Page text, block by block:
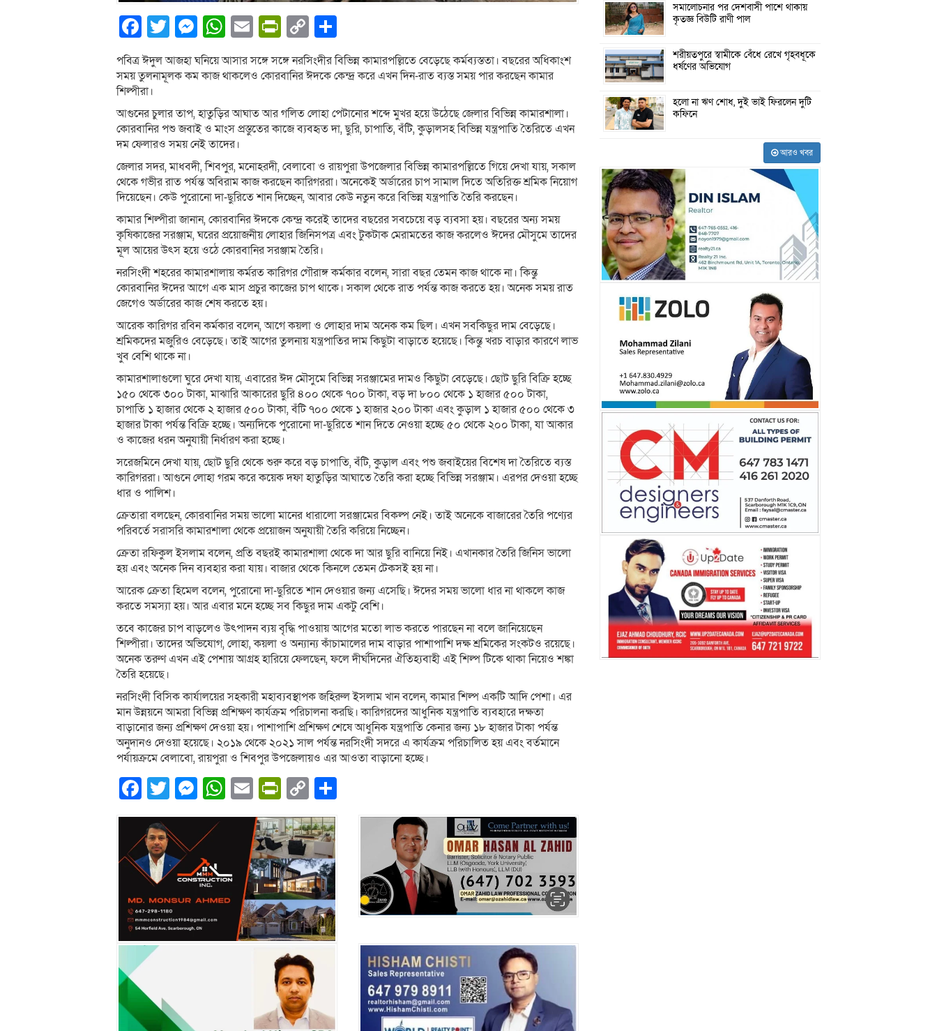
Facebook
Twitter
Messenger
WhatsApp
EmailPrintFriendly
Copy
Link
পবিত্র ঈদুল আজহা ঘনিয়ে আসার সঙ্গে সঙ্গে নরসিংদীর বিভিন্ন কামারপল্লিতে বেড়েছে কর্মব্যস্ততা। বছরের অধিকাংশ
সময় তুলনামূলক কম কাজ থাকলেও কোরবানির ঈদকে কেন্দ্র করে এখন দিন-রাত ব্যস্ত সময় পার করছেন কামার
শিল্পীরা।
আগুনের চুলার তাপ, হাতুড়ির আঘাত আর গলিত লোহা পেটানোর শব্দে মুখর হয়ে উঠেছে জেলার বিভিন্ন কামারশালা।
কোরবানির পশু জবাই ও মাংস প্রস্তুতের কাজে ব্যবহৃত দা, ছুরি, চাপাতি, বঁটি, কুড়ালসহ বিভিন্ন যন্ত্রপাতি তৈরিতে এখন
দম ফেলারও সময় নেই তাদের।
জেলার সদর, মাধবদী, শিবপুর, মনোহরদী, বেলাবো ও রায়পুরা উপজেলার বিভিন্ন কামারপল্লিতে গিয়ে দেখা যায়, সকাল
থেকে গভীর রাত পর্যন্ত অবিরাম কাজ করছেন কারিগররা। অনেকেই অর্ডারের চাপ সামাল দিতে অতিরিক্ত শ্রমিক নিয়োগ
দিয়েছেন। কেউ পুরোনো দা-ছুরিতে শান দিচ্ছেন, আবার কেউ নতুন করে বিভিন্ন যন্ত্রপাতি তৈরি করছেন।
কামার শিল্পীরা জানান, কোরবানির ঈদকে কেন্দ্র করেই তাদের বছরের সবচেয়ে বড় ব্যবসা হয়। বছরের অন্য সময়
কৃষিকাজের সরঞ্জাম, ঘরের প্রয়োজনীয় লোহার জিনিসপত্র এবং টুকটাক মেরামতের কাজ করলেও ঈদের মৌসুমে তাদের
মূল আয়ের উৎস হয়ে ওঠে কোরবানির সরঞ্জাম তৈরি।
নরসিংদী শহরের কামারশালায় কর্মরত কারিগর গৌরাঙ্গ কর্মকার বলেন, সারা বছর তেমন কাজ থাকে না। কিন্তু
কোরবানির ঈদের আগে এক মাস প্রচুর কাজের চাপ থাকে। সকাল থেকে রাত পর্যন্ত কাজ করতে হয়। অনেক সময় রাত
জেগেও অর্ডারের কাজ শেষ করতে হয়।
আরেক কারিগর রবিন কর্মকার বলেন, আগে কয়লা ও লোহার দাম অনেক কম ছিল। এখন সবকিছুর দাম বেড়েছে।
শ্রমিকদের মজুরিও বেড়েছে। তাই আগের তুলনায় যন্ত্রপাতির দাম কিছুটা বাড়াতে হয়েছে। কিন্তু খরচ বাড়ার কারণে লাভ
খুব বেশি থাকে না।
কামারশালাগুলো ঘুরে দেখা যায়, এবারের ঈদ মৌসুমে বিভিন্ন সরঞ্জামের দামও কিছুটা বেড়েছে। ছোট ছুরি বিক্রি হচ্ছে
১৫০ থেকে ৩০০ টাকা, মাঝারি আকারের ছুরি ৪০০ থেকে ৭০০ টাকা, বড় দা ৮০০ থেকে ১ হাজার ৫০০ টাকা,
চাপাতি ১ হাজার থেকে ২ হাজার ৫০০ টাকা, বঁটি ৭০০ থেকে ১ হাজার ২০০ টাকা এবং কুড়াল ১ হাজার ৫০০ থেকে ৩
হাজার টাকা পর্যন্ত বিক্রি হচ্ছে। অন্যদিকে পুরোনো দা-ছুরিতে শান দিতে নেওয়া হচ্ছে ৫০ থেকে ২০০ টাকা, যা আকার
ও কাজের ধরন অনুযায়ী নির্ধারণ করা হচ্ছে।
সরেজমিনে দেখা যায়, ছোট ছুরি থেকে শুরু করে বড় চাপাতি, বঁটি, কুড়াল এবং পশু জবাইয়ের বিশেষ দা তৈরিতে ব্যস্ত
কারিগররা। আগুনে লোহা গরম করে কয়েক দফা হাতুড়ির আঘাতে তৈরি করা হচ্ছে বিভিন্ন সরঞ্জাম। এরপর দেওয়া হচ্ছে
ধার ও পালিশ।
ক্রেতারা বলছেন, কোরবানির সময় ভালো মানের ধারালো সরঞ্জামের বিকল্প নেই। তাই অনেকে বাজারের তৈরি পণ্যের
পরিবর্তে সরাসরি কামারশালা থেকে প্রয়োজন অনুযায়ী তৈরি করিয়ে নিচ্ছেন।
ক্রেতা রফিকুল ইসলাম বলেন, প্রতি বছরই কামারশালা থেকে দা আর ছুরি বানিয়ে নিই। এখানকার তৈরি জিনিস ভালো
হয় এবং অনেক দিন ব্যবহার করা যায়। বাজার থেকে কিনলে তেমন টেকসই হয় না।
আরেক ক্রেতা হিমেল বলেন, পুরোনো দা-ছুরিতে শান দেওয়ার জন্য এসেছি। ঈদের সময় ভালো ধার না থাকলে কাজ
করতে সমস্যা হয়। আর এবার মনে হচ্ছে সব কিছুর দাম একটু বেশি।
তবে কাজের চাপ বাড়লেও উৎপাদন ব্যয় বৃদ্ধি পাওয়ায় আগের মতো লাভ করতে পারছেন না বলে জানিয়েছেন
শিল্পীরা। তাদের অভিযোগ, লোহা, কয়লা ও অন্যান্য কাঁচামালের দাম বাড়ার পাশাপাশি দক্ষ শ্রমিকের সংকটও রয়েছে।
অনেক তরুণ এখন এই পেশায় আগ্রহ হারিয়ে ফেলছেন, ফলে দীর্ঘদিনের ঐতিহ্যবাহী এই শিল্প টিকে থাকা নিয়েও শঙ্কা
তৈরি হয়েছে।
নরসিংদী বিসিক কার্যালয়ের সহকারী মহাব্যবস্থাপক জহিরুল ইসলাম খান বলেন, কামার শিল্প একটি আদি পেশা। এর
মান উন্নয়নে আমরা বিভিন্ন প্রশিক্ষণ কার্যক্রম পরিচালনা করছি। কারিগরদের আধুনিক যন্ত্রপাতি ব্যবহারে দক্ষতা
বাড়ানোর জন্য প্রশিক্ষণ দেওয়া হয়। পাশাপাশি প্রশিক্ষণ শেষে আধুনিক যন্ত্রপাতি কেনার জন্য ১৮ হাজার টাকা পর্যন্ত
অনুদানও দেওয়া হয়েছে। ২০১৯ থেকে ২০২১ সাল পর্যন্ত নরসিংদী সদরে এ কার্যক্রম পরিচালিত হয় এবং বর্তমানে
পর্যায়ক্রমে বেলাবো, রায়পুরা ও শিবপুর উপজেলায়ও এর আওতা বাড়ানো হচ্ছে।
Facebook
Twitter
Messenger
WhatsApp
EmailPrintFriendly
Copy
Link
সমালোচনার পর দেশবাসী পাশে থাকায়
কৃতজ্ঞ বিউটি রাণী পাল
শরীয়তপুরে স্বামীকে বেঁধে রেখে গৃহবধূকে
ধর্ষণের অভিযোগ
হলো না ঋণ শোধ, দুই ভাই ফিরলেন দুটি
কফিনে
আরও খবর